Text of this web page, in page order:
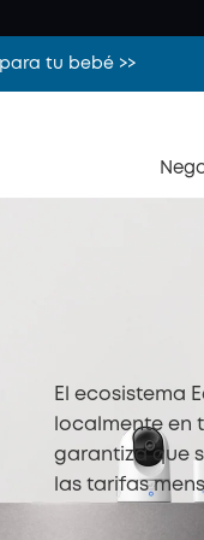
tu bebé >>
El ecosistema
localmente en
garantiza que
las tarifas